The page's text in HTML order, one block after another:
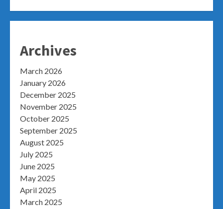
Archives
March 2026
January 2026
December 2025
November 2025
October 2025
September 2025
August 2025
July 2025
June 2025
May 2025
April 2025
March 2025